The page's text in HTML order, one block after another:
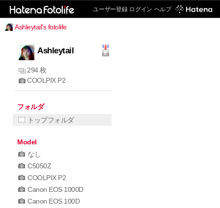
ユーザー登録 ログイン ヘルプ
Ashleytail's fotolife
Ashleytail
294 枚
COOLPIX P2
フォルダ
トップフォルダ
Model
なし
C5050Z
COOLPIX P2
Canon EOS 1000D
Canon EOS 100D